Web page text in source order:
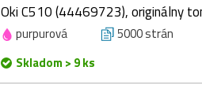
Oki C510 (44469723), originálny
purpurová 5000 strán
Skladom > 9 ks